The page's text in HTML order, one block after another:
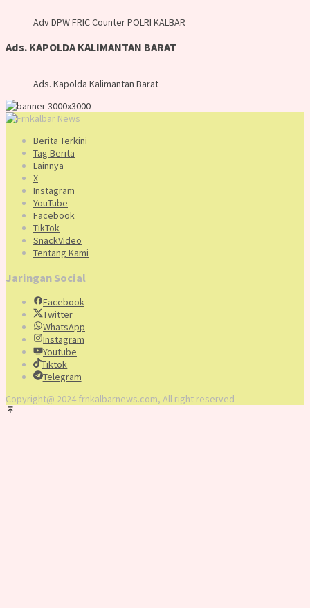
Adv DPW FRIC Counter POLRI KALBAR
Ads. KAPOLDA KALIMANTAN BARAT
Ads. Kapolda Kalimantan Barat
Berita Terkini
Tag Berita
Lainnya
X
Instagram
YouTube
Facebook
TikTok
SnackVideo
Tentang Kami
Jaringan Social
Facebook
Twitter
WhatsApp
Instagram
Youtube
Tiktok
Telegram
Copyright@ 2024 frnkalbarnews.com, All right reserved